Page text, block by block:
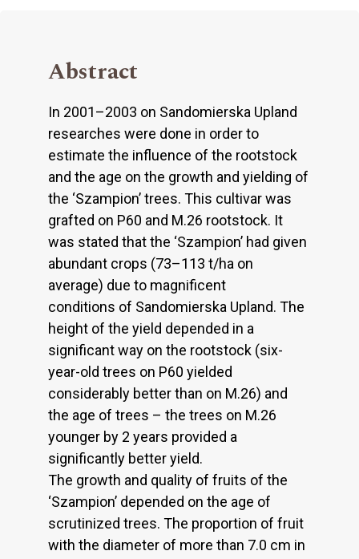
Abstract
In 2001–2003 on Sandomierska Upland
researches were done in order to
estimate the influence of the rootstock
and the age on the growth and yielding of
the ‘Szampion’ trees. This cultivar was
grafted on P60 and M.26 rootstock. It
was stated that the ‘Szampion’ had given
abundant crops (73–113 t/ha on
average) due to magnificent
conditions of Sandomierska Upland. The
height of the yield depended in a
significant way on the rootstock (six-
year-old trees on P60 yielded
considerably better than on M.26) and
the age of trees – the trees on M.26
younger by 2 years provided a
significantly better yield.
The growth and quality of fruits of the
‘Szampion’ depended on the age of
scrutinized trees. The proportion of fruit
with the diameter of more than 7.0 cm in